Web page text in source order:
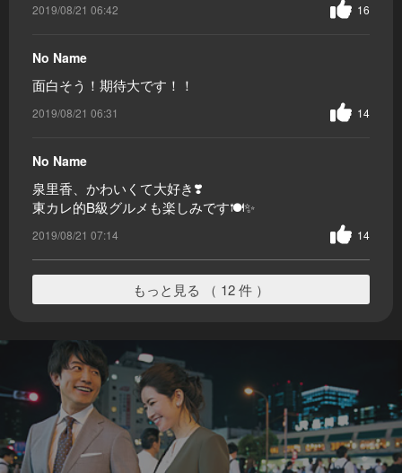
2019/08/21 06:42 16
No Name
面白そう！期待大です！！
2019/08/21 06:31 14
No Name
泉里香、かわいくて大好き❣️
東カレ的B級グルメも楽しみです🍽✨
2019/08/21 07:14 14
もっと見る （ 12 件 ）